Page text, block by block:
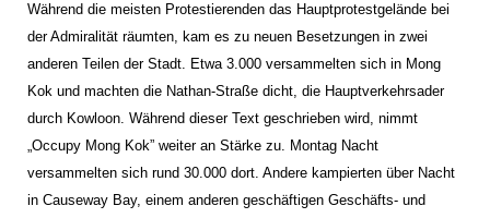
Während die meisten Protestierenden das Hauptprotestgelände bei
der Admiralität räumten, kam es zu neuen Besetzungen in zwei
anderen Teilen der Stadt. Etwa 3.000 versammelten sich in Mong
Kok und machten die Nathan-Straße dicht, die Hauptverkehrsader
durch Kowloon. Während dieser Text geschrieben wird, nimmt
„Occupy Mong Kok” weiter an Stärke zu. Montag Nacht
versammelten sich rund 30.000 dort. Andere kampierten über Nacht
in Causeway Bay, einem anderen geschäftigen Geschäfts- und